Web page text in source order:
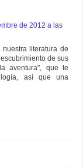
de 2012 a las
literatura de
de sus
aventura", que te
así que una